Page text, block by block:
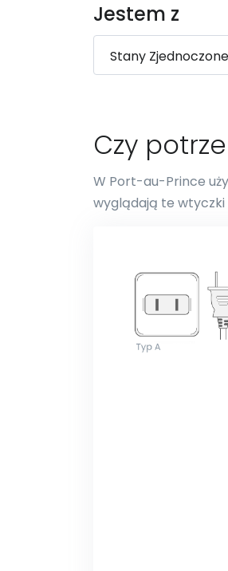
Jestem z
Czy
W Port-au-Prince
wyglądają te wtyczki